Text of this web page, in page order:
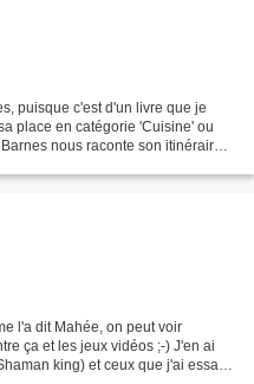
puisque c'est d'un livre que je
place en catégorie 'Cuisine' ou
nous raconte son itinéraire
l'a dit Mahée, on peut voir
ça et les jeux vidéos ;-) J'en ai
king) et ceux que j'ai essayé